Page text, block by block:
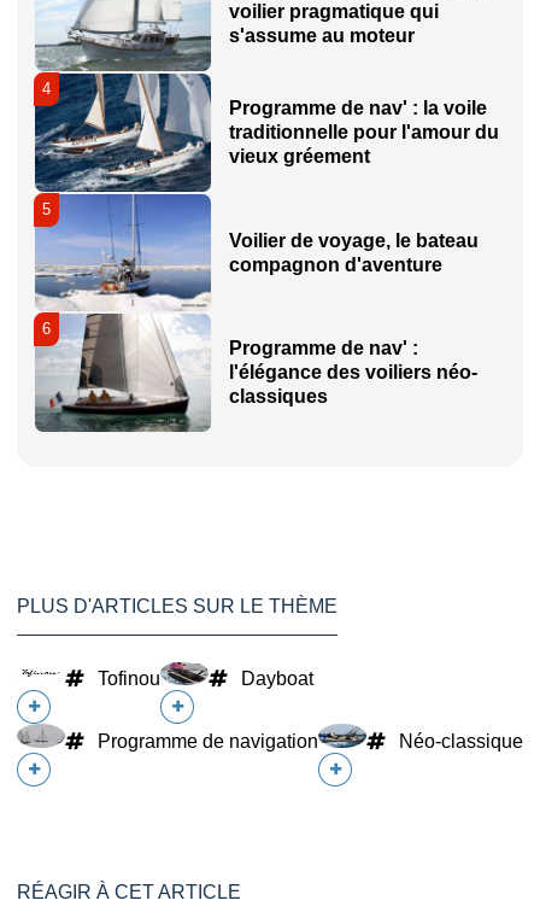
voilier pragmatique qui
s'assume au moteur
4
Programme de nav' : la voile
traditionnelle pour l'amour du
vieux gréement
5
Voilier de voyage, le bateau
compagnon d'aventure
6
Programme de nav' :
l'élégance des voiliers néo-
classiques
PLUS D'ARTICLES SUR LE THÈME
Tofinou Dayboat
Programme de navigation Néo-classique
RÉAGIR À CET ARTICLE